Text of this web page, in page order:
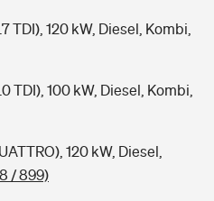
TDI), 120 kW, Diesel, Kombi,
TDI), 100 kW, Diesel, Kombi,
120 kW, Diesel,
/ 899)